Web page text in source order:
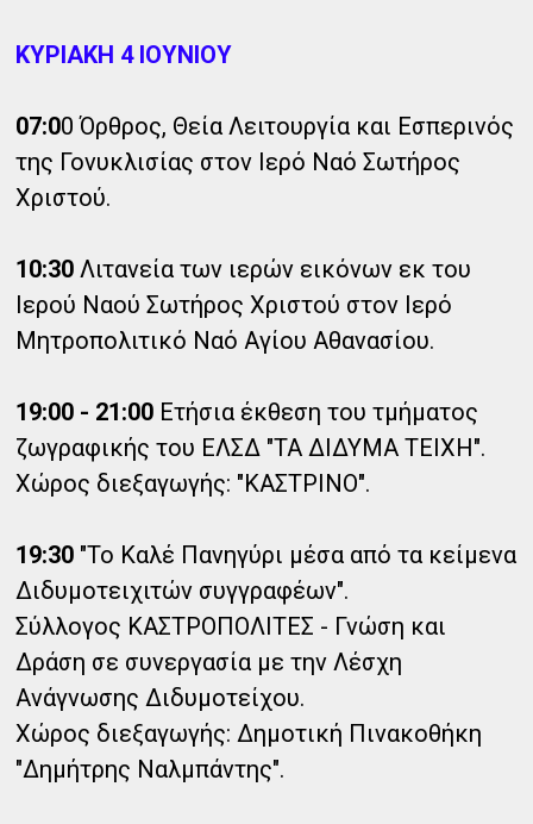
ΚΥΡΙΑΚΗ 4 ΙΟΥΝΙΟΥ
07:00 Όρθρος, Θεία Λειτουργία και Εσπερινός
της Γονυκλισίας στον Ιερό Ναό Σωτήρος
Χριστού.
10:30 Λιτανεία των ιερών εικόνων εκ του
Ιερού Ναού Σωτήρος Χριστού στον Ιερό
Μητροπολιτικό Ναό Αγίου Αθανασίου.
19:00 - 21:00 Ετήσια έκθεση του τμήματος
ζωγραφικής του ΕΛΣΔ "ΤΑ ΔΙΔΥΜΑ ΤΕΙΧΗ".
Χώρος διεξαγωγής: "ΚΑΣΤΡΙΝΟ".
19:30 "Το Καλέ Πανηγύρι μέσα από τα κείμενα
Διδυμοτειχιτών συγγραφέων".
Σύλλογος ΚΑΣΤΡΟΠΟΛΙΤΕΣ - Γνώση και
Δράση σε συνεργασία με την Λέσχη
Ανάγνωσης Διδυμοτείχου.
Χώρος διεξαγωγής: Δημοτική Πινακοθήκη
"Δημήτρης Ναλμπάντης".